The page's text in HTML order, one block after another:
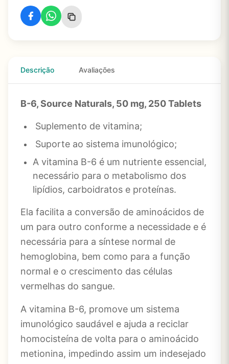
Descrição Avaliações
B-6, Source Naturals, 50 mg, 250 Tablets
Suplemento de vitamina;
Suporte ao sistema imunológico;
A vitamina B-6 é um nutriente essencial,
necessário para o metabolismo dos
lipídios, carboidratos e proteínas.
Ela facilita a conversão de aminoácidos de
um para outro conforme a necessidade e é
necessária para a síntese normal de
hemoglobina, bem como para a função
normal e o crescimento das células
vermelhas do sangue.
A vitamina B-6, promove um sistema
imunológico saudável e ajuda a reciclar
homocisteína de volta para o aminoácido
metionina, impedindo assim um indesejado